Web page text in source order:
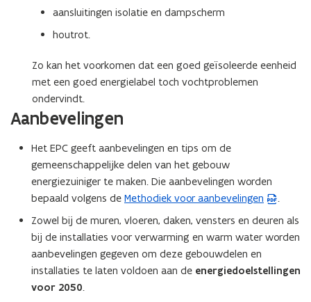
e
v
e
e
r
)
aansluitingen isolatie en dampscherm
houtrot.
Zo kan het voorkomen dat een goed geïsoleerde eenheid
met een goed energielabel toch vochtproblemen
ondervindt.
Aanbevelingen
Het EPC geeft aanbevelingen en tips om de
gemeenschappelijke delen van het gebouw
energiezuiniger te maken. Die aanbevelingen worden
bepaald volgens de Methodiek voor aanbevelingen
(
P
D
F
b
.
Zowel bij de muren, vloeren, daken, vensters en deuren als
bij de installaties voor verwarming en warm water worden
aanbevelingen gegeven om deze gebouwdelen en
installaties te laten voldoen aan de energiedoelstellingen
voor 2050.